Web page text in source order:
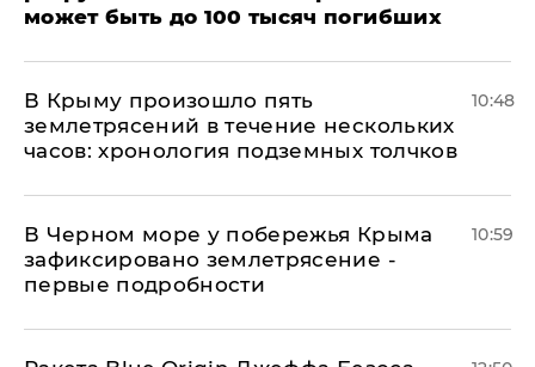
может быть до 100 тысяч погибших
В Крыму произошло пять
землетрясений в течение нескольких
часов: хронология подземных толчков
10:48
В Черном море у побережья Крыма
зафиксировано землетрясение -
первые подробности
10:59